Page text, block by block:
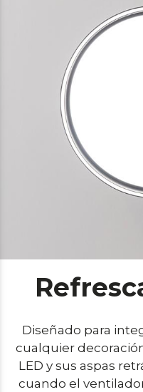
Diseñado para
cualquier
LED y sus aspas
cuando el